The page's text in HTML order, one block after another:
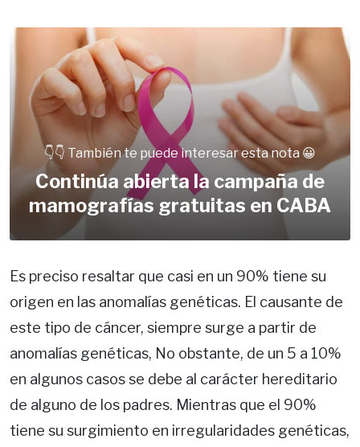
👇👇 También te puede interesar esta nota 😀
Continúa abierta la campaña de
mamografías gratuitas en CABA
Es preciso resaltar que casi en un 90% tiene su
origen en las anomalías genéticas. El causante de
este tipo de cáncer, siempre surge a partir de
anomalías genéticas, No obstante, de un 5 a 10%
en algunos casos se debe al carácter hereditario
de alguno de los padres. Mientras que el 90%
tiene su surgimiento en irregularidades genéticas,